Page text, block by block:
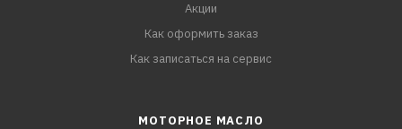
Акции
Как оформить заказ
Как записаться на сервис
МОТОРНОЕ МАСЛО